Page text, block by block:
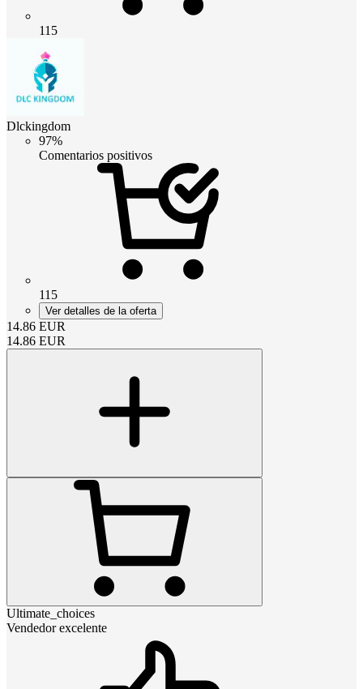
115
Dlckingdom
97%
Comentarios positivos
115
Ver detalles de la oferta
14.86 EUR
14.86 EUR
Ultimate_choices
Vendedor excelente